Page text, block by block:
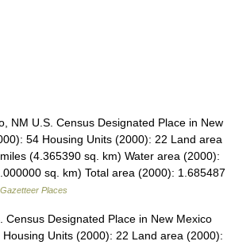
NM U.S. Census Designated Place in New
54 Housing Units (2000): 22 Land area
(4.365390 sq. km) Water area (2000):
sq. km) Total area (2000): 1.685487
Places
Designated Place in New Mexico
Units (2000): 22 Land area (2000):